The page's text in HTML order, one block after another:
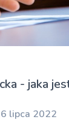
- jaka
lipca 2022